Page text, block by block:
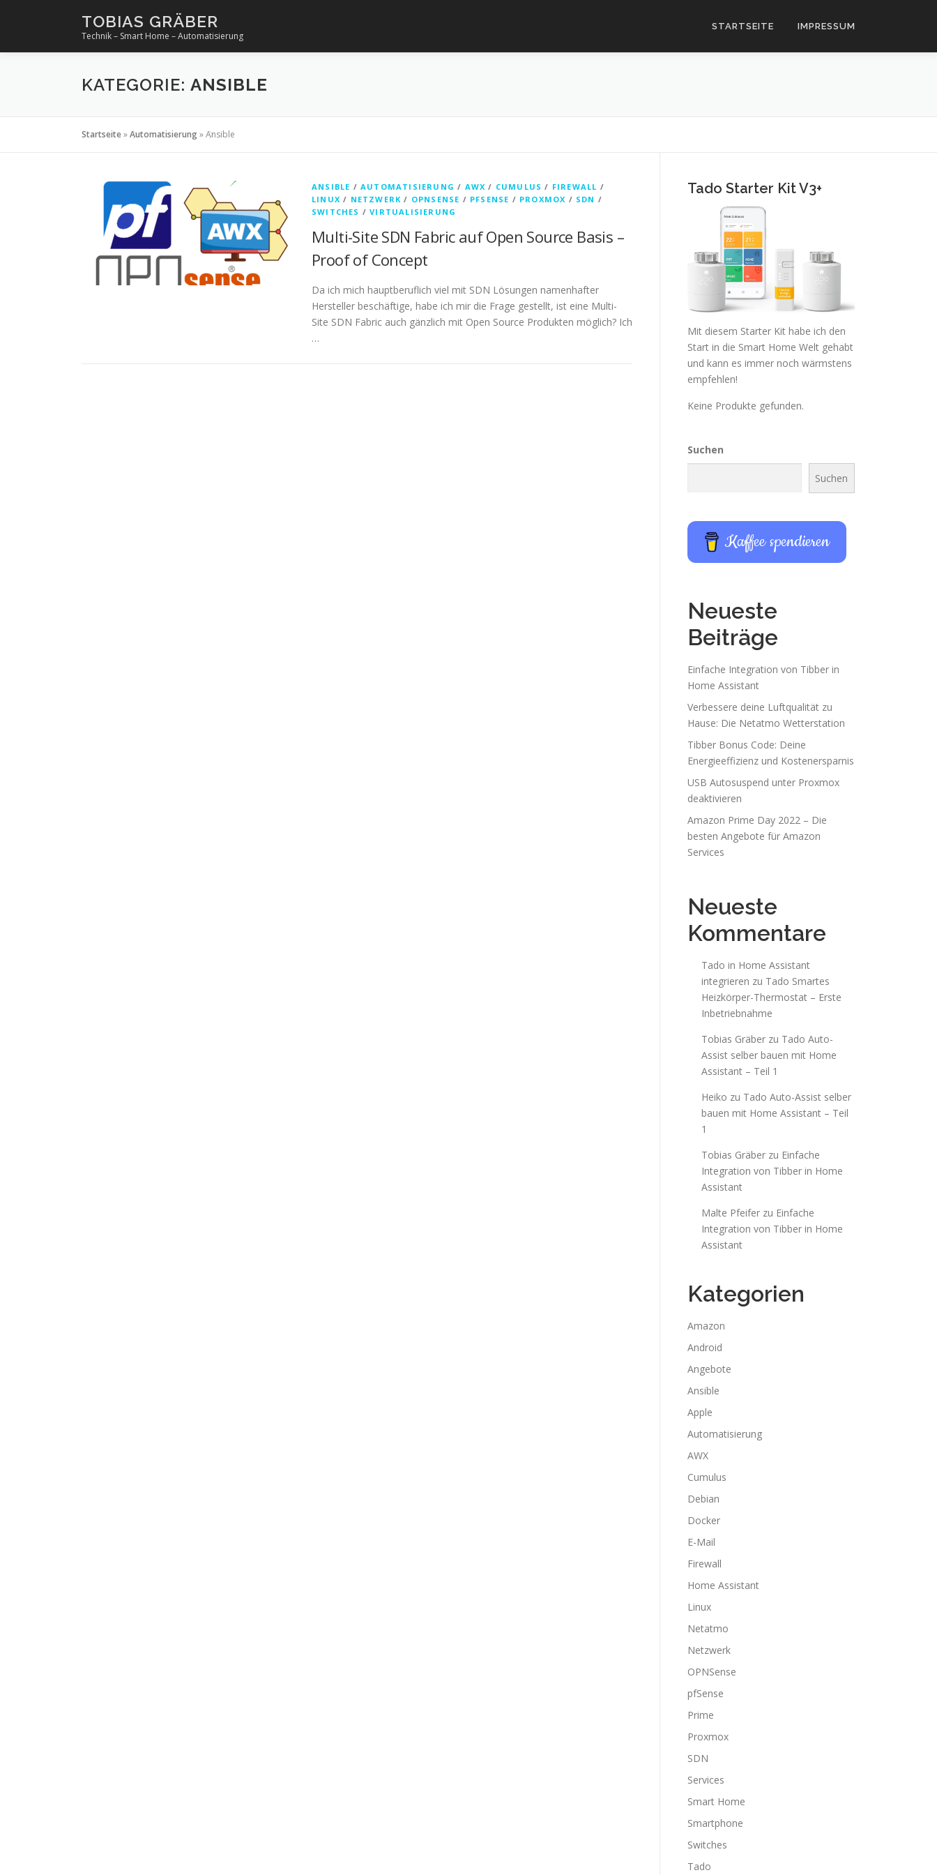
TOBIAS GRÄBER
Technik – Smart Home – Automatisierung
STARTSEITE IMPRESSUM
KATEGORIE: ANSIBLE
Startseite»Automatisierung»Ansible
ANSIBLE /AUTOMATISIERUNG / AWX / CUMULUS / FIREWALL /
LINUX / NETZWERK / OPNSENSE / PFSENSE / PROXMOX / SDN /
SWITCHES /VIRTUALISIERUNG
Multi-Site SDN Fabric auf Open Source Basis –
Proof of Concept
Da ich mich hauptberuflich viel mit SDN Lösungen namenhafter
Hersteller beschäftige, habe ich mir die Frage gestellt, ist eine Multi-
Site SDN Fabric auch gänzlich mit Open Source Produkten möglich? Ich
…
Tado Starter Kit V3+
Mit diesem Starter Kit habe ich den
Start in die Smart Home Welt gehabt
und kann es immer noch wärmstens
empfehlen!
Keine Produkte gefunden.
Suchen
Suchen
Kaffee spendieren
Neueste
Beiträge
Einfache Integration von Tibber in
Home Assistant
Verbessere deine Luftqualität zu
Hause: Die Netatmo Wetterstation
Tibber Bonus Code: Deine
Energieeffizienz und Kostenersparnis
USB Autosuspend unter Proxmox
deaktivieren
Amazon Prime Day 2022 – Die
besten Angebote für Amazon
Services
Neueste
Kommentare
Tado in Home Assistant
integrieren zu Tado Smartes
Heizkörper-Thermostat – Erste
Inbetriebnahme
Tobias Gräber zu Tado Auto-
Assist selber bauen mit Home
Assistant – Teil 1
Heiko zu Tado Auto-Assist selber
bauen mit Home Assistant – Teil
1
Tobias Gräber zu Einfache
Integration von Tibber in Home
Assistant
Malte Pfeifer zu Einfache
Integration von Tibber in Home
Assistant
Kategorien
Amazon
Android
Angebote
Ansible
Apple
Automatisierung
AWX
Cumulus
Debian
Docker
E-Mail
Firewall
Home Assistant
Linux
Netatmo
Netzwerk
OPNSense
pfSense
Prime
Proxmox
SDN
Services
Smart Home
Smartphone
Switches
Tado